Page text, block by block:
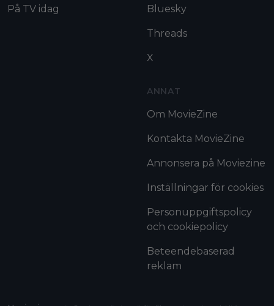
På TV idag Bluesky
Threads
X
ANNAT
Om MovieZine
Kontakta MovieZine
Annonsera på Moviezine
Inställningar för cookies
Personuppgiftspolicy
och cookiepolicy
Beteendebaserad
reklam